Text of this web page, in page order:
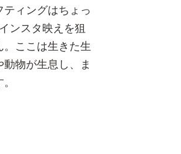
ィングはちょっ
ンスタ映えを狙
ここは生きた生
物が生息し、ま